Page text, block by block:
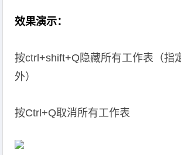
效果演示：
按ctrl+shift+Q隐藏所有工作表（指
外）
按Ctrl+Q取消所有工作表